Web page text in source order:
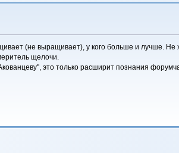
(не выращивает), у кого больше и лучше. Не
щелочи.
это только расширит познания